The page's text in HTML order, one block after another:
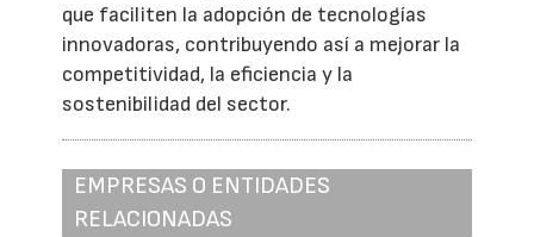
que faciliten la adopción de tecnologías
innovadoras, contribuyendo así a mejorar la
competitividad, la eficiencia y la
sostenibilidad del sector.
EMPRESAS O ENTIDADES
RELACIONADAS